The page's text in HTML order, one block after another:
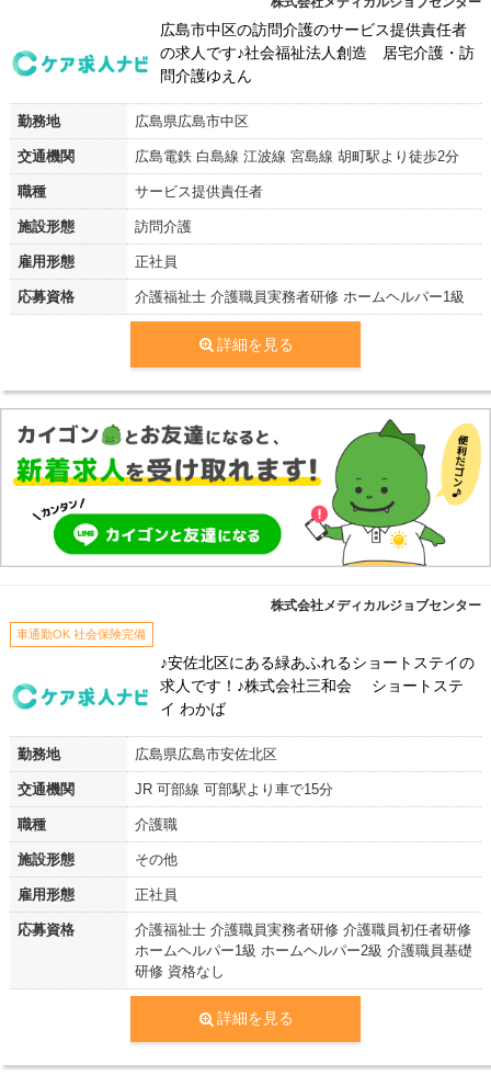
広島市中区の訪問介護のサービス提供責任者
の求人です♪社会福祉法人創造 居宅介護・訪
問介護ゆえん
勤務地 広島県広島市中区
交通機関 広島電鉄 白島線 江波線 宮島線 胡町駅より徒歩2分
職種 サービス提供責任者
施設形態 訪問介護
雇用形態 正社員
応募資格 介護福祉士 介護職員実務者研修 ホームヘルパー1級
詳細を見る
株式会社メディカルジョブセンター
車通勤OK 社会保険完備
♪安佐北区にある緑あふれるショートステイの
求人です！♪株式会社三和会 ショートステ
イ わかば
勤務地 広島県広島市安佐北区
交通機関 JR 可部線 可部駅より車で15分
職種 介護職
施設形態 その他
雇用形態 正社員
応募資格
介護福祉士 介護職員実務者研修 介護職員初任者研修
ホームヘルパー1級 ホームヘルパー2級 介護職員基礎
研修 資格なし
詳細を見る